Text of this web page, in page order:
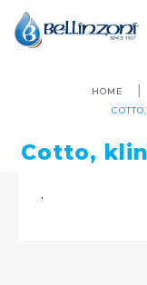
HOME
Cotto,
.